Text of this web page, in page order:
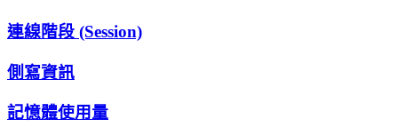
連線階段 (Session)
側寫資訊
記憶體使用量